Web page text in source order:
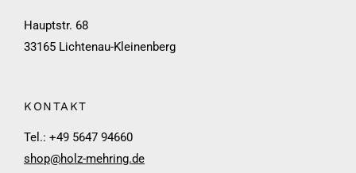
Hauptstr. 68
33165 Lichtenau-Kleinenberg
KONTAKT
Tel.: +49 5647 94660
shop@holz-mehring.de